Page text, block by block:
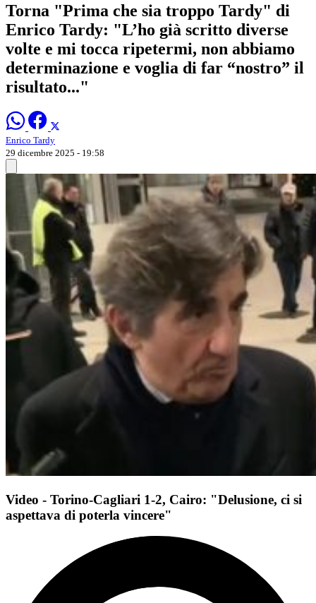
Torna "Prima che sia troppo Tardy" di
Enrico Tardy: "L’ho già scritto diverse
volte e mi tocca ripetermi, non abbiamo
determinazione e voglia di far “nostro” il
risultato..."
Enrico Tardy
29 dicembre 2025 - 19:58
Video - Torino-Cagliari 1-2, Cairo: "Delusione, ci si
aspettava di poterla vincere"